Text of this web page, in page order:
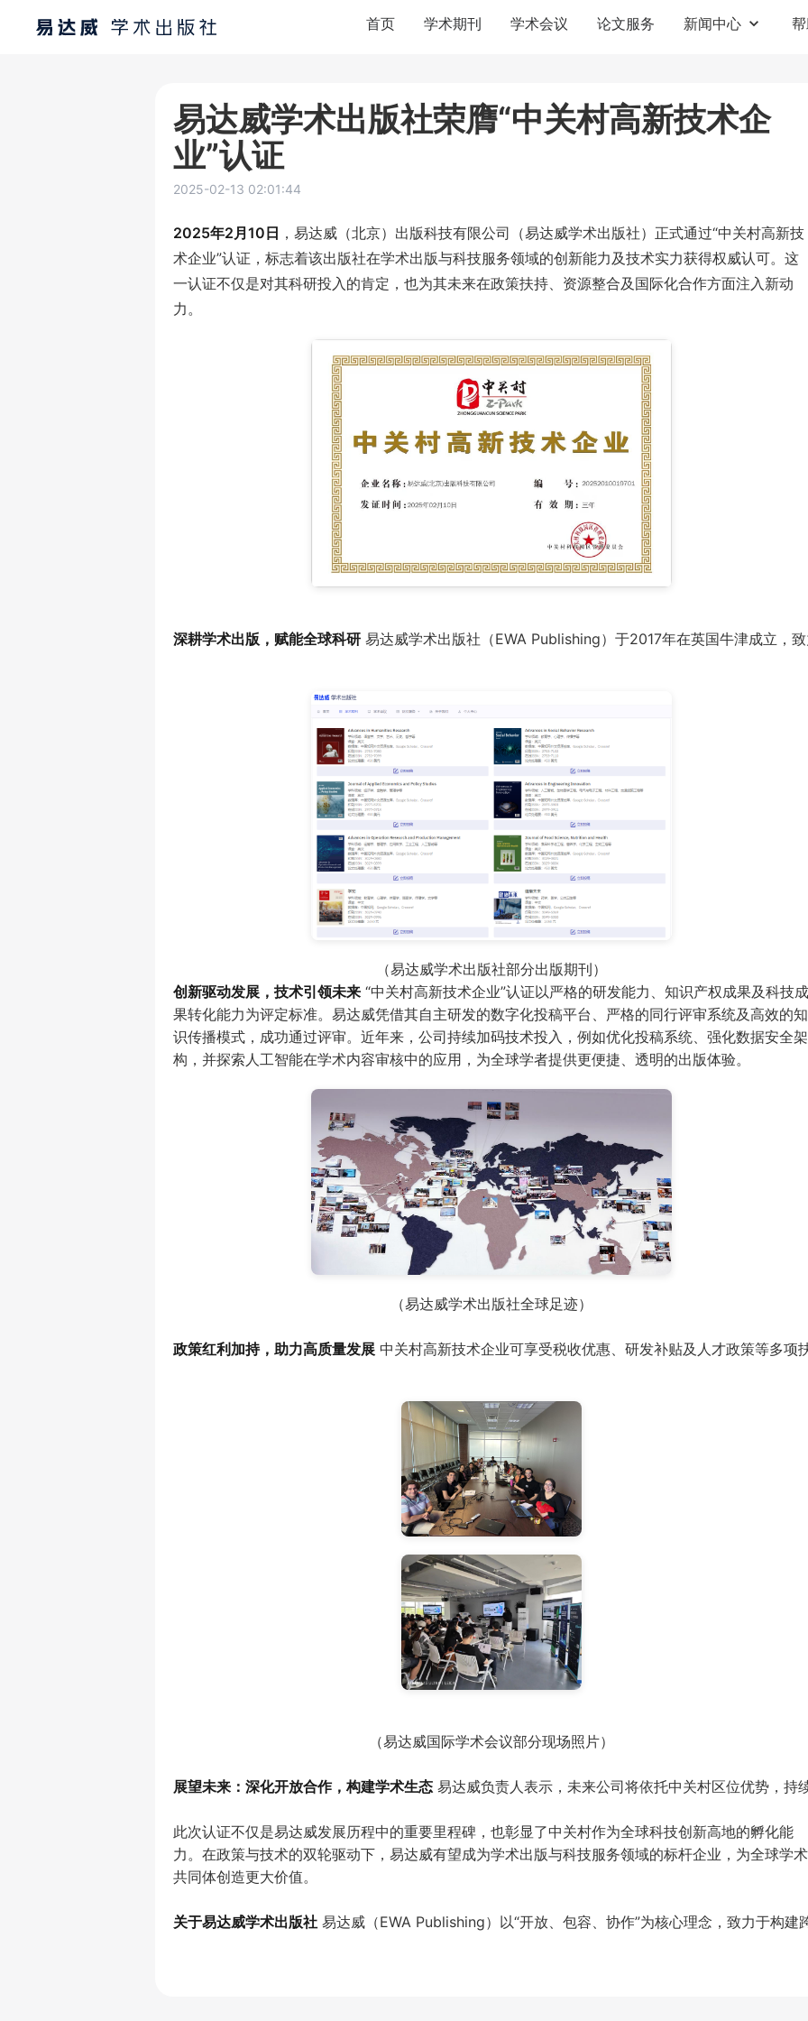
首页 学术期刊 学术会议 论文服务 新闻中心
易达威学术出版社荣膺“中关村高新技术企
业”认证
2025-02-13 02:01:44
2025年2月10日 ，易达威（北京）出版科技有限公司（易达威学术出版社）正式通过“中关村高新技
术企业”认证，标志着该出版社在学术出版与科技服务领域的创新能力及技术实力获得权威认可。这
一认证不仅是对其科研投入的肯定，也为其未来在政策扶持、资源整合及国际化合作方面注入新动
力。
深耕学术出版，赋能全球科研 易达威学术出版社（EWA Publishing）于2017年在英国牛津成立，
（易达威学术出版社部分出版期刊）
创新驱动发展，技术引领未来 “中关村高新技术企业”认证以严格的研发能力、知识产权成果及科技成
果转化能力为评定标准。易达威凭借其自主研发的数字化投稿平台、严格的同行评审系统及高效的知
识传播模式，成功通过评审。近年来，公司持续加码技术投入，例如优化投稿系统、强化数据安全架
构，并探索人工智能在学术内容审核中的应用，为全球学者提供更便捷、透明的出版体验。
（易达威学术出版社全球足迹）
政策红利加持，助力高质量发展 中关村高新技术企业可享受税收优惠、研发补贴及人才政策等多
（易达威国际学术会议部分现场照片）
展望未来：深化开放合作，构建学术生态 易达威负责人表示，未来公司将依托中关村区位优势，
此次认证不仅是易达威发展历程中的重要里程碑，也彰显了中关村作为全球科技创新高地的孵化能
力。在政策与技术的双轮驱动下，易达威有望成为学术出版与科技服务领域的标杆企业，为全球学术
共同体创造更大价值。
关于易达威学术出版社 易达威（EWA Publishing）以“开放、包容、协作”为核心理念，致力于构